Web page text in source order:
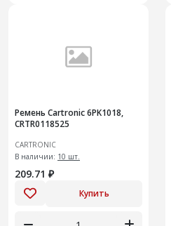
Ремень Cartronic 6PK1018,
CRTR0118525
CARTRONIC
В наличии: 10 шт.
209.71 ₽
Купить